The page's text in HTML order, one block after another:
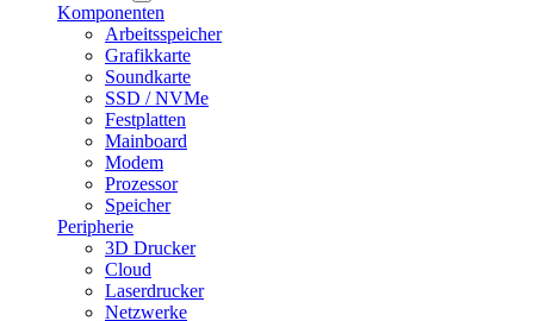
Komponenten
Arbeitsspeicher
Grafikkarte
Soundkarte
SSD / NVMe
Festplatten
Mainboard
Modem
Prozessor
Speicher
Peripherie
3D Drucker
Cloud
Laserdrucker
Netzwerke